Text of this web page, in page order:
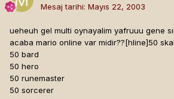
Mesaj tarihi: Mayıs 22, 2003
ueheuh gel multi oynayalim yafruuu gene
acaba mario online var midir??[hline]50
50 bard
50 hero
50 runemaster
50 sorcerer